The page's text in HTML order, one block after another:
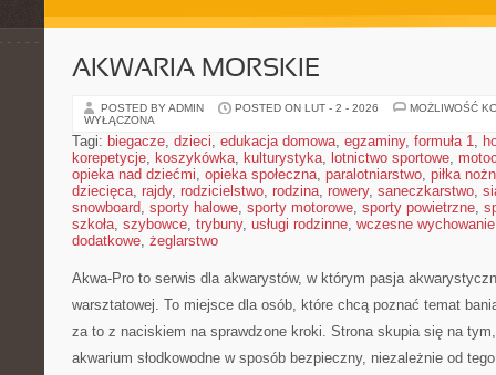
AKWARIA MORSKIE
POSTED BY ADMIN POSTED ON LUT - 2 - 2026
MOŻLIWOŚĆ
WYŁĄCZONA
Tagi: biegacze, dzieci, edukacja domowa, egzaminy, formuła 1,
korepetycje, koszykówka, kulturystyka, lotnictwo sportowe,
opieka nad dziećmi, opieka społeczna, paralotniarstwo, piłka
dziecięca, rajdy, rodzicielstwo, rodzina, rowery, saneczkarstwo,
snowboard, sporty halowe, sporty motorowe, sporty powietrzne,
szkoła, szybowce, trybuny, usługi rodzinne, wczesne wychowanie
dodatkowe, żeglarstwo
Akwa-Pro to serwis dla akwarystów, w którym pasja
warsztatowej. To miejsce dla osób, które chcą poznać temat
za to z naciskiem na sprawdzone kroki. Strona skupia się na
akwarium słodkowodne w sposób bezpieczny, niezależnie od